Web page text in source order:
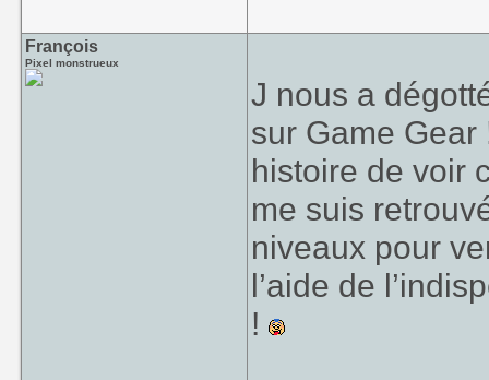
François
Pixel monstrueux
J nous a
sur Game Gear
histoire de voir
me suis
niveaux pour
l’aide de
!